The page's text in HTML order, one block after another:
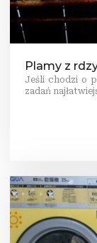
Plamy z
Jeśli chodzi o
zadań